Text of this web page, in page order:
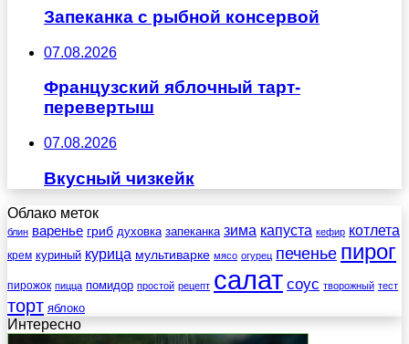
Запеканка с рыбной консервой
07.08.2026
Французский яблочный тарт-
перевертыш
07.08.2026
Вкусный чизкейк
Облако меток
блин варенье гриб духовка запеканка зима капуста кефир котлета
крем куриный курица мультиварке мясо огурец печенье пирог
пирожок пицца помидор простой рецепт салат соус творожный тест
торт яблоко
Интересно